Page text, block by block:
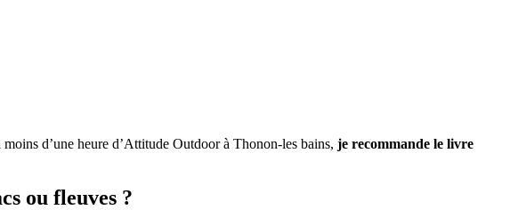
d’une heure d’Attitude Outdoor à Thonon-les bains, je recommande le livre
ou fleuves ?